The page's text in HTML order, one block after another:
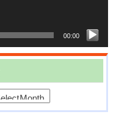
00:00